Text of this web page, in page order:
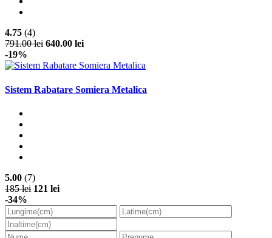
4.75 (4)
791.00 lei 640.00 lei
-19%
Sistem Rabatare Somiera Metalica
5.00 (7)
185 lei 121 lei
-34%